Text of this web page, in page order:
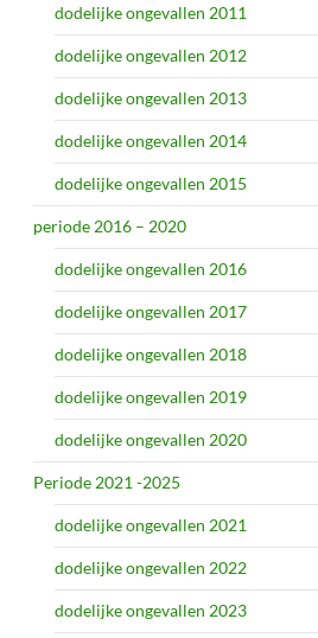
dodelijke ongevallen 2011
dodelijke ongevallen 2012
dodelijke ongevallen 2013
dodelijke ongevallen 2014
dodelijke ongevallen 2015
periode 2016 – 2020
dodelijke ongevallen 2016
dodelijke ongevallen 2017
dodelijke ongevallen 2018
dodelijke ongevallen 2019
dodelijke ongevallen 2020
Periode 2021 -2025
dodelijke ongevallen 2021
dodelijke ongevallen 2022
dodelijke ongevallen 2023